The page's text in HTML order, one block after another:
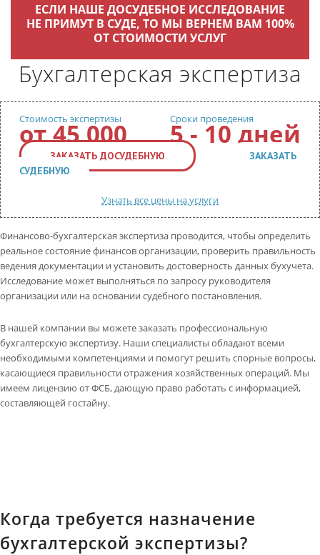
КОНТАКТЫ
Обратный звонок
ЕСЛИ НАШЕ ДОСУДЕБНОЕ ИССЛЕДОВАНИЕ
НЕ ПРИМУТ В СУДЕ, ТО МЫ ВЕРНЕМ ВАМ 100%
ОТ СТОИМОСТИ УСЛУГ
Бухгалтерская экспертиза
Стоимость экспертизы
от45 000 Сроки проведения
5 - 10 дней
ЗАКАЗАТЬ ДОСУДЕБНУЮ
ЗАКАЗАТЬ
СУДЕБНУЮ
Узнать все цены на услуги
Финансово-бухгалтерская экспертиза проводится, чтобы определить
реальное состояние финансов организации, проверить правильность
ведения документации и установить достоверность данных бухучета.
Исследование может выполняться по запросу руководителя
организации или на основании судебного постановления.
В нашей компании вы можете заказать профессиональную
бухгалтерскую экспертизу. Наши специалисты обладают всеми
необходимыми компетенциями и помогут решить спорные вопросы,
касающиеся правильности отражения хозяйственных операций. Мы
имеем лицензию от ФСБ, дающую право работать с информацией,
составляющей гостайну.
Когда требуется назначение
бухгалтерской экспертизы?